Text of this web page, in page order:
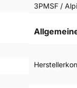
3PMSF /